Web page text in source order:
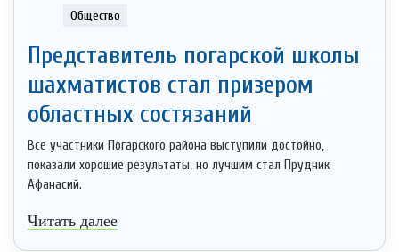
Общество
Представитель погарской школы
шахматистов стал призером
областных состязаний
Все участники Погарского района выступили достойно,
показали хорошие результаты, но лучшим стал Прудник
Афанасий.
Читать далее